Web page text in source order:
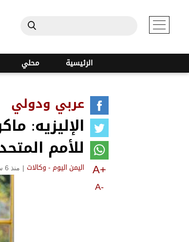
الرئيسية محلي
عربي ودولي
الإليزيه:
للأمم
اليمن اليوم - وكالات | منذ 6 سنوات A+
A-